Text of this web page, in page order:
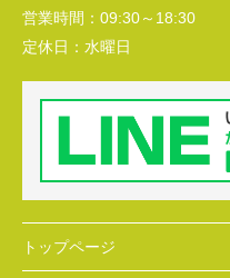
営業時間： 09:30～18:30
定休日： 水曜日
トップページ